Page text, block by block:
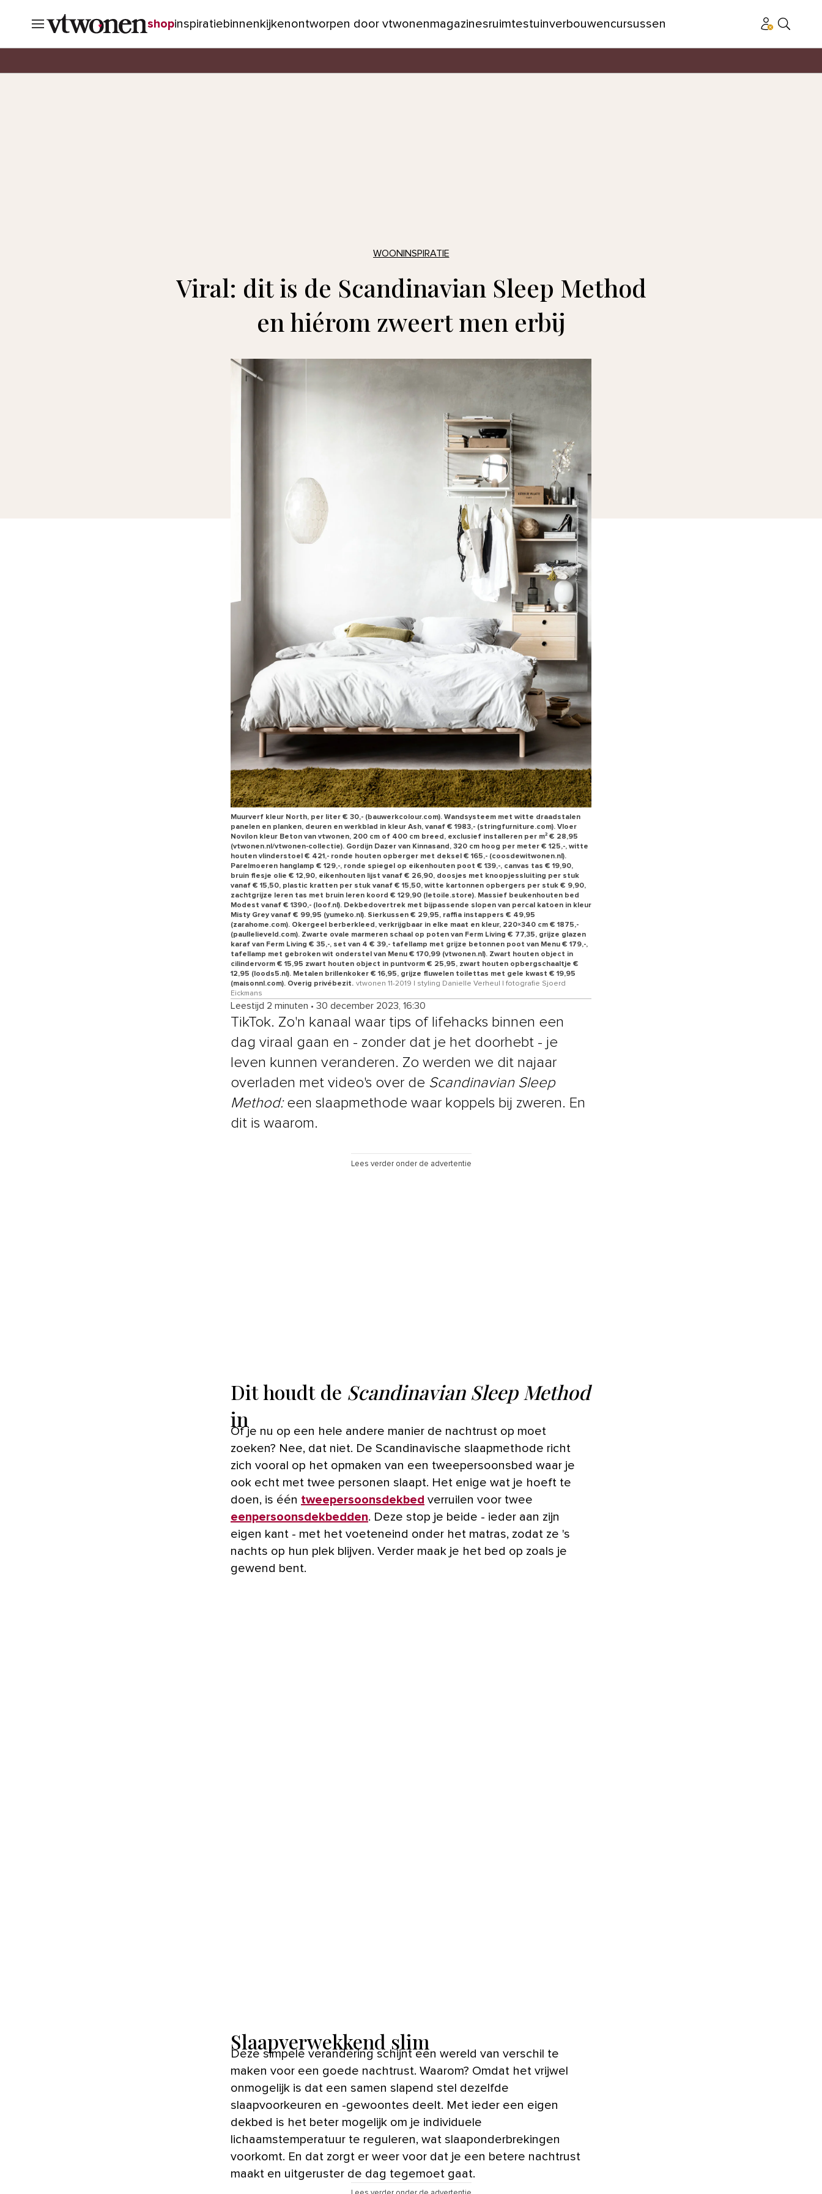
shopinspiratiebinnenkijkenontworpen door vtwonenmagazinesruimtestuinverbouwencursussen
WOONINSPIRATIE
Viral: dit is de Scandinavian Sleep Method
en hiérom zweert men erbij
Muurverf kleur North, per liter € 30,- (bauwerkcolour.com). Wandsysteem met witte draadstalen
panelen en planken, deuren en werkblad in kleur Ash, vanaf € 1983,- (stringfurniture.com). Vloer
Novilon kleur Beton van vtwonen, 200 cm of 400 cm breed, exclusief installeren per m² € 28,95
(vtwonen.nl/vtwonen-collectie). Gordijn Dazer van Kinnasand, 320 cm hoog per meter € 125,-, witte
houten vlinderstoel € 421,- ronde houten opberger met deksel € 165,- (coosdewitwonen.nl).
Parelmoeren hanglamp € 129,-, ronde spiegel op eikenhouten poot € 139,-, canvas tas € 19,90,
bruin flesje olie € 12,90, eikenhouten lijst vanaf € 26,90, doosjes met knoopjessluiting per stuk
vanaf € 15,50, plastic kratten per stuk vanaf € 15,50, witte kartonnen opbergers per stuk € 9,90,
zachtgrijze leren tas met bruin leren koord € 129,90 (letoile.store). Massief beukenhouten bed
Modest vanaf € 1390,- (loof.nl). Dekbedovertrek met bijpassende slopen van percal katoen in kleur
Misty Grey vanaf € 99,95 (yumeko.nl). Sierkussen € 29,95, raffia instappers € 49,95
(zarahome.com). Okergeel berberkleed, verkrijgbaar in elke maat en kleur, 220×340 cm € 1875,-
(paullelieveld.com). Zwarte ovale marmeren schaal op poten van Ferm Living € 77,35, grijze glazen
karaf van Ferm Living € 35,-, set van 4 € 39,- tafellamp met grijze betonnen poot van Menu € 179,-,
tafellamp met gebroken wit onderstel van Menu € 170,99 (vtwonen.nl). Zwart houten object in
cilindervorm € 15,95 zwart houten object in puntvorm € 25,95, zwart houten opbergschaaltje €
12,95 (loods5.nl). Metalen brillenkoker € 16,95, grijze fluwelen toilettas met gele kwast € 19,95
(maisonnl.com). Overig privébezit. vtwonen 11-2019 | styling Danielle Verheul | fotografie Sjoerd
Eickmans
Leestijd 2 minuten • 30 december 2023, 16:30
TikTok. Zo'n kanaal waar tips of lifehacks binnen een
dag viraal gaan en - zonder dat je het doorhebt - je
leven kunnen veranderen. Zo werden we dit najaar
overladen met video's over de Scandinavian Sleep
Method:een slaapmethode waar koppels bij zweren. En
dit is waarom.
Lees verder onder de advertentie
Dit houdt de Scandinavian Sleep Method
in
Of je nu op een hele andere manier de nachtrust op moet
zoeken? Nee, dat niet. De Scandinavische slaapmethode richt
zich vooral op het opmaken van een tweepersoonsbed waar je
ook echt met twee personen slaapt. Het enige wat je hoeft te
doen, is één tweepersoonsdekbed verruilen voor twee
eenpersoonsdekbedden. Deze stop je beide - ieder aan zijn
eigen kant - met het voeteneind onder het matras, zodat ze 's
nachts op hun plek blijven. Verder maak je het bed op zoals je
gewend bent.
Slaapverwekkend slim
Deze simpele verandering schijnt een wereld van verschil te
maken voor een goede nachtrust. Waarom? Omdat het vrijwel
onmogelijk is dat een samen slapend stel dezelfde
slaapvoorkeuren en -gewoontes deelt. Met ieder een eigen
dekbed is het beter mogelijk om je individuele
lichaamstemperatuur te reguleren, wat slaaponderbrekingen
voorkomt. En dat zorgt er weer voor dat je een betere nachtrust
maakt en uitgeruster de dag tegemoet gaat.